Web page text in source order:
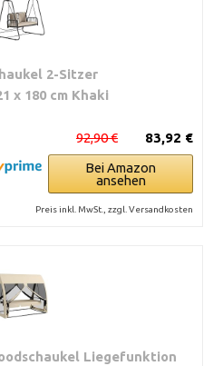
2-Sitzer
x 180 cm Khaki
83,92 €
92,90 €
Bei Amazon
ansehen
Preis inkl. MwSt., zzgl. Versandkosten
Liegefunktion